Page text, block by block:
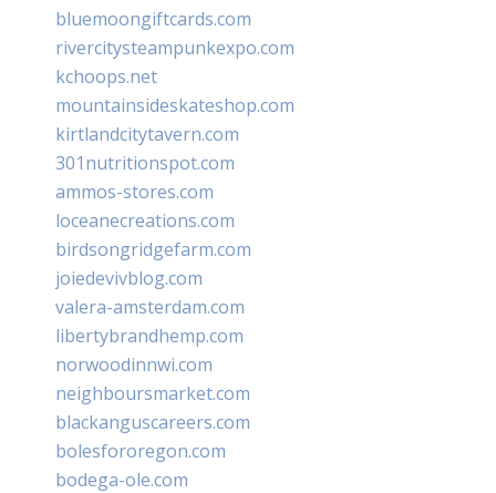
bluemoongiftcards.com
rivercitysteampunkexpo.com
kchoops.net
mountainsideskateshop.com
kirtlandcitytavern.com
301nutritionspot.com
ammos-stores.com
loceanecreations.com
birdsongridgefarm.com
joiedevivblog.com
valera-amsterdam.com
libertybrandhemp.com
norwoodinnwi.com
neighboursmarket.com
blackanguscareers.com
bolesfororegon.com
bodega-ole.com